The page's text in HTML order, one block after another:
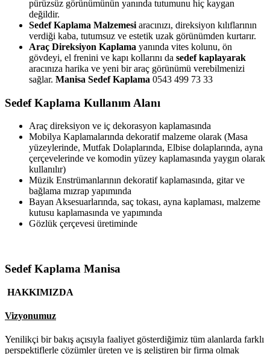
pürüzsüz görünümünün yanında tutumunu hiç kaygan
değildir.
Sedef Kaplama Malzemesi aracınızı, direksiyon kılıflarının
verdiği kaba, tutumsuz ve estetik uzak görünümden kurtarır.
Araç Direksiyon Kaplama yanında vites kolunu, ön
gövdeyi, el frenini ve kapı kollarını da sedef kaplayarak
aracınıza harika ve yeni bir araç görünümü verebilmenizi
sağlar. Manisa Sedef Kaplama 0543 499 73 33
Sedef Kaplama Kullanım Alanı
Araç direksiyon ve iç dekorasyon kaplamasında
Mobilya Kaplamalarında dekoratif malzeme olarak (Masa
yüzeylerinde, Mutfak Dolaplarında, Elbise dolaplarında, ayna
çerçevelerinde ve komodin yüzey kaplamasında yaygın olarak
kullanılır)
Müzik Enstrümanlarının dekoratif kaplamasında, gitar ve
bağlama mızrap yapımında
Bayan Aksesuarlarında, saç tokası, ayna kaplaması, malzeme
kutusu kaplamasında ve yapımında
Gözlük çerçevesi üretiminde
Sedef Kaplama Manisa
HAKKIMIZDA
Vizyonumuz
Yenilikçi bir bakış açısıyla faaliyet gösterdiğimiz tüm alanlarda farklı
perspektiflerle çözümler üreten ve iş geliştiren bir firma olmak